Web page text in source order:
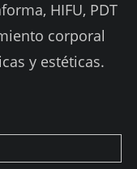
HIFU, PDT
corporal
y estéticas.